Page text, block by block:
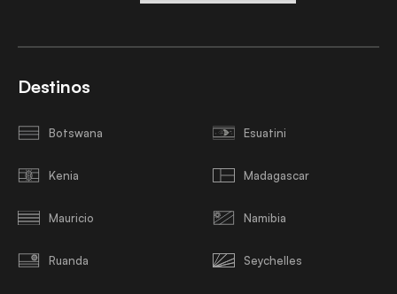
Destinos
Botswana Esuatini
Kenia Madagascar
Mauricio Namibia
Ruanda Seychelles